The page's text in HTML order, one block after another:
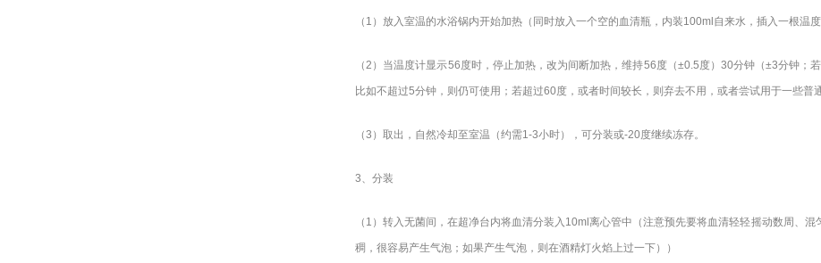
（1）放入室温的水浴锅内开始加热（同时放入一个空的血清瓶，内装100ml自来水，插入一根温
（2）当温度计显示56度时，停止加热，改为间断加热，维持56度（±0.5度）30分钟（±3分钟；
比如不超过5分钟，则仍可使用；若超过60度，或者时间较长，则弃去不用，或者尝试用于一些普
（3）取出，自然冷却至室温（约需1-3小时），可分装或-20度继续冻存。
3、分装
（1）转入无菌间，在超净台内将血清分装入10ml离心管中（注意预先要将血清轻轻摇动数周、
稠，很容易产生气泡；如果产生气泡，则在酒精灯火焰上过一下））